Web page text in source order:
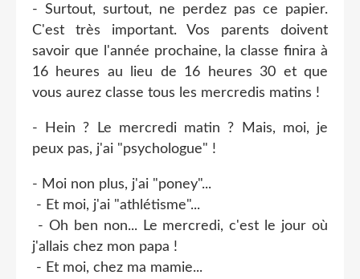
- Surtout, surtout, ne perdez pas ce papier.
C'est très important. Vos parents doivent
savoir que l'année prochaine, la classe finira à
16 heures au lieu de 16 heures 30 et que
vous aurez classe tous les mercredis matins !
- Hein ? Le mercredi matin ? Mais, moi, je
peux pas, j'ai "psychologue" !
- Moi non plus, j'ai "poney"...
- Et moi, j'ai "athlétisme"...
- Oh ben non... Le mercredi, c'est le jour où
j'allais chez mon papa !
- Et moi, chez ma mamie...